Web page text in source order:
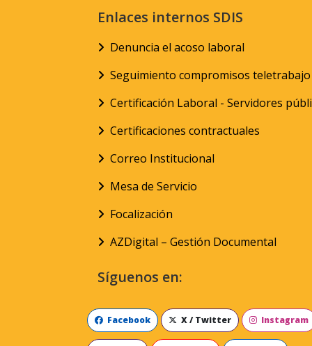
Enlaces internos SDIS
Denuncia el acoso laboral
Seguimiento compromisos teletrabajo
Certificación Laboral - Servidores
Certificaciones contractuales
Correo Institucional
Mesa de Servicio
Focalización
AZDigital – Gestión Documental
Síguenos en:
Facebook X / Twitter Instagram